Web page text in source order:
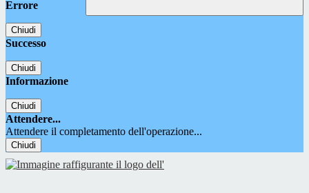
Errore
Chiudi
Successo
Chiudi
Informazione
Chiudi
Attendere...
Attendere il completamento dell'operazione...
Chiudi